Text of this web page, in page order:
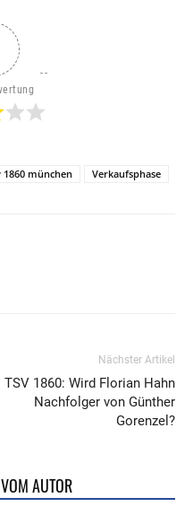
1860 münchen Verkaufsphase
Nächster Artikel
TSV 1860: Wird Florian Hahn
Nachfolger von Günther
Gorenzel?
AUTOR